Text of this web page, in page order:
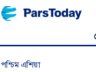
পশ্চিম এশিয়া